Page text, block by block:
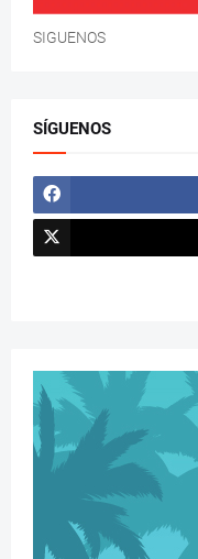
SIGUENOS
SÍGUENOS